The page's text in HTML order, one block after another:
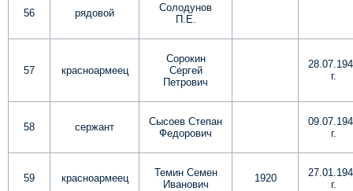
56 рядовой
Солодунов
П.Е.
57 красноармеец
Сорокин
Сергей
Петрович
г.
58 сержант
Сысоев Степан
Федорович
г.
59 красноармеец
Темин Семен
Иванович
1920
г.